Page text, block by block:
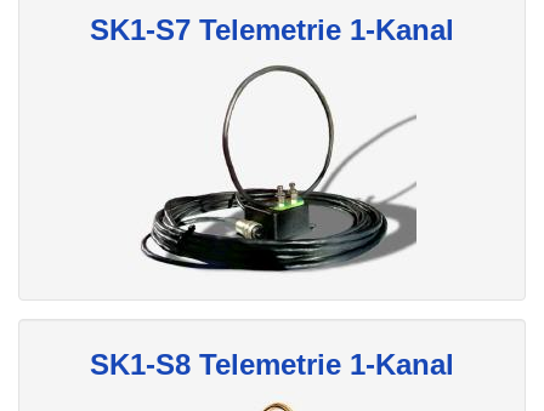
SK1-S7 Telemetrie 1-Kanal
SK1-S8 Telemetrie 1-Kanal